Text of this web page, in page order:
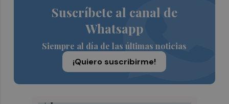
Suscríbete al canal de
Whatsapp
Siempre al día de las últimas noticias
¡Quiero suscribirme!